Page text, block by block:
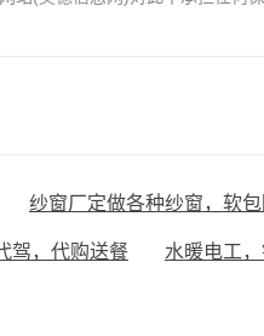
纱窗厂定做各种纱窗，软
驾，代购送餐 水暖电工